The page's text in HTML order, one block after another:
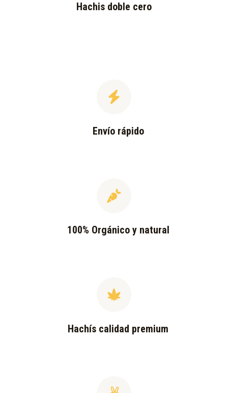
Hachis doble cero
Envío rápido
100% Orgánico y natural
Hachís calidad premium